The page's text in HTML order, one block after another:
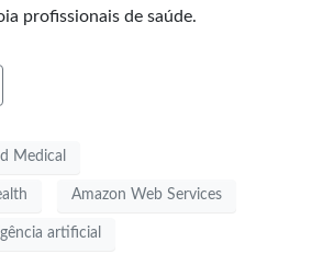
profissionais de saúde.
Medical
Amazon Web Services
artificial